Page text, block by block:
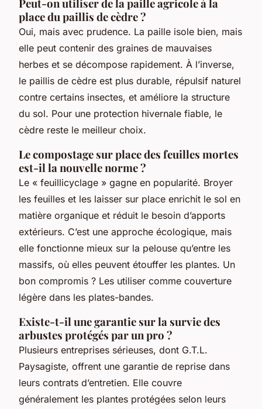
Peut-on utiliser de la paille agricole à la
place du paillis de cèdre ?
Oui, mais avec prudence. La paille isole bien, mais
elle peut contenir des graines de mauvaises
herbes et se décompose rapidement. À l’inverse,
le paillis de cèdre est plus durable, répulsif naturel
contre certains insectes, et améliore la structure
du sol. Pour une protection hivernale fiable, le
cèdre reste le meilleur choix.
Le compostage sur place des feuilles mortes
est-il la nouvelle norme ?
Le « feuillicyclage » gagne en popularité. Broyer
les feuilles et les laisser sur place enrichit le sol en
matière organique et réduit le besoin d’apports
extérieurs. C’est une approche écologique, mais
elle fonctionne mieux sur la pelouse qu’entre les
massifs, où elles peuvent étouffer les plantes. Un
bon compromis ? Les utiliser comme couverture
légère dans les plates-bandes.
Existe-t-il une garantie sur la survie des
arbustes protégés par un pro ?
Plusieurs entreprises sérieuses, dont G.T.L.
Paysagiste, offrent une garantie de reprise dans
leurs contrats d’entretien. Elle couvre
généralement les plantes protégées selon leurs